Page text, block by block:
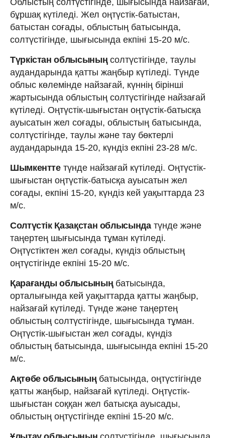
бұршақ күтіледі. Жел оңтүстік-батыстан,
батыстан соғады, облыстың батысында,
солтүстігінде, шығысында екпіні 15-20 м/с.
Түркістан облысыныңсолтүстігінде, таулы
аудандарында қатты жаңбыр күтіледі. Түнде
облыс көлемінде найзағай, күннің бірінші
жартысында облыстың солтүстігінде найзағай
күтіледі. Оңтүстік-шығыстан оңтүстік-батысқа
ауысатын жел соғады, облыстың батысында,
солтүстігінде, таулы және тау бөктерлі
аудандарында 15-20, күндіз екпіні 23-28 м/с.
Шымкенттетүнде найзағай күтіледі. Оңтүстік-
шығыстан оңтүстік-батысқа ауысатын жел
соғады, екпіні 15-20, күндіз кей уақыттарда 23
м/с.
Солтүстік Қазақстан облысындатүнде және
таңертең шығысында тұман күтіледі.
Оңтүстіктен жел соғады, күндіз облыстың
оңтүстігінде екпіні 15-20 м/с.
Қарағанды облысыныңбатысында,
орталығында кей уақыттарда қатты жаңбыр,
найзағай күтіледі. Түнде және таңертең
облыстың солтүстігінде, шығысында тұман.
Оңтүстік-шығыстан жел соғады, күндіз
облыстың батысында, шығысында екпіні 15-20
м/с.
Ақтөбе облысыныңбатысында, оңтүстігінде
қатты жаңбыр, найзағай күтіледі. Оңтүстік-
шығыстан соққан жел батысқа ауысады,
облыстың оңтүстігінде екпіні 15-20 м/с.